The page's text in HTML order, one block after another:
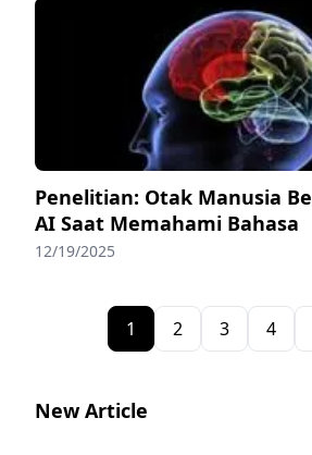
Penelitian: Otak Manusia
AI Saat Memahami Bahasa
12/19/2025
1 2 3 4
New Article